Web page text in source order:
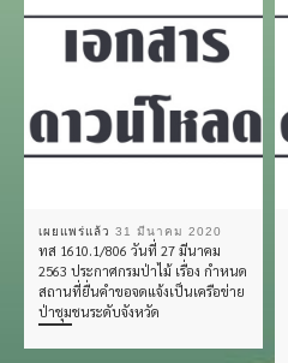
เผยแพร่แล้ว 31 มีนาคม 2020
ทส 1610.1/806 วันที่ 27 มีนาคม
2563 ประกาศกรมป่าไม้ เรื่อง กำหนด
สถานที่ยื่นคำขอจดแจ้งเป็นเครือข่าย
ป่าชุมชนระดับจังหวัด